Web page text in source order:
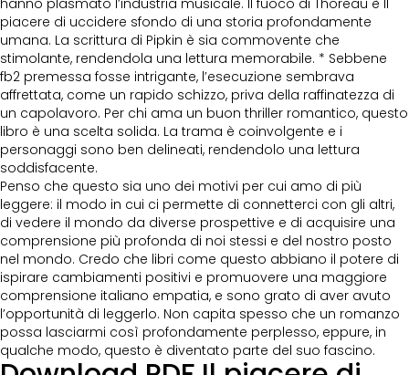
hanno plasmato l’industria musicale. Il fuoco di Thoreau è Il
piacere di uccidere sfondo di una storia profondamente
umana. La scrittura di Pipkin è sia commovente che
stimolante, rendendola una lettura memorabile. * Sebbene
fb2 premessa fosse intrigante, l’esecuzione sembrava
affrettata, come un rapido schizzo, priva della raffinatezza di
un capolavoro. Per chi ama un buon thriller romantico, questo
libro è una scelta solida. La trama è coinvolgente e i
personaggi sono ben delineati, rendendolo una lettura
soddisfacente.
Penso che questo sia uno dei motivi per cui amo di più
leggere: il modo in cui ci permette di connetterci con gli altri,
di vedere il mondo da diverse prospettive e di acquisire una
comprensione più profonda di noi stessi e del nostro posto
nel mondo. Credo che libri come questo abbiano il potere di
ispirare cambiamenti positivi e promuovere una maggiore
comprensione italiano empatia, e sono grato di aver avuto
l’opportunità di leggerlo. Non capita spesso che un romanzo
possa lasciarmi così profondamente perplesso, eppure, in
qualche modo, questo è diventato parte del suo fascino.